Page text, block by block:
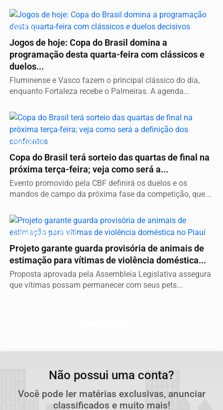
FUTEBOL
Jogos de hoje: Copa do Brasil domina a
programação desta quarta-feira com clássicos e
duelos...
Fluminense e Vasco fazem o principal clássico do dia,
enquanto Fortaleza recebe o Palmeiras. A agenda...
ESPORTES
Copa do Brasil terá sorteio das quartas de final na
próxima terça-feira; veja como será a...
Evento promovido pela CBF definirá os duelos e os
mandos de campo da próxima fase da competição, que...
SEGURANÇA PÚBLICA
Projeto garante guarda provisória de animais de
estimação para vítimas de violência doméstica...
Proposta aprovada pela Assembleia Legislativa assegura
que vítimas possam permanecer com seus pets...
Não possui uma conta?
Você pode ler matérias exclusivas, anunciar
classificados e muito mais!